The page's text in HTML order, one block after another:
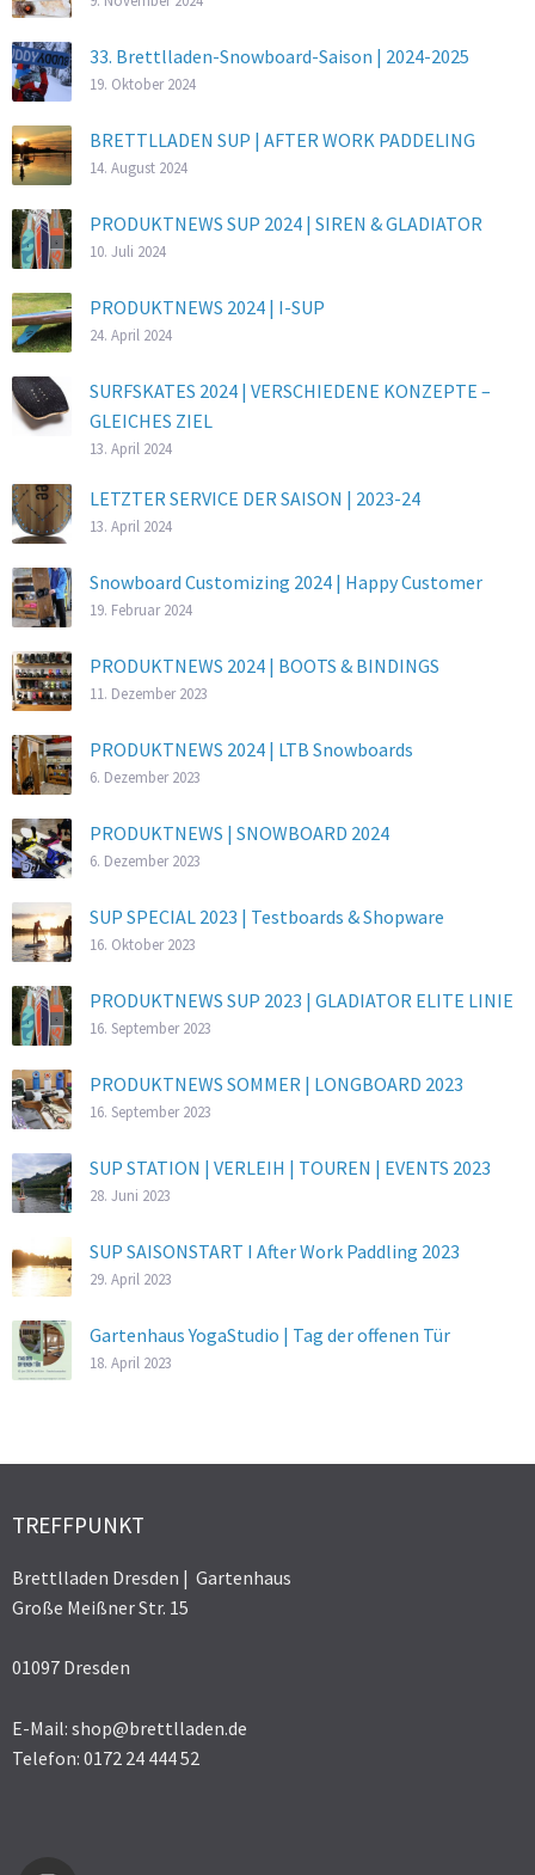
33. Brettlladen-Snowboard-Saison | 2024-2025
19. Oktober 2024
BRETTLLADEN SUP | AFTER WORK PADDELING
14. August 2024
PRODUKTNEWS SUP 2024 | SIREN & GLADIATOR
10. Juli 2024
PRODUKTNEWS 2024 | I-SUP
24. April 2024
SURFSKATES 2024 | VERSCHIEDENE KONZEPTE –
GLEICHES ZIEL
13. April 2024
LETZTER SERVICE DER SAISON | 2023-24
13. April 2024
Snowboard Customizing 2024 | Happy Customer
19. Februar 2024
PRODUKTNEWS 2024 | BOOTS & BINDINGS
11. Dezember 2023
PRODUKTNEWS 2024 | LTB Snowboards
6. Dezember 2023
PRODUKTNEWS | SNOWBOARD 2024
6. Dezember 2023
SUP SPECIAL 2023 | Testboards & Shopware
16. Oktober 2023
PRODUKTNEWS SUP 2023 | GLADIATOR ELITE LINIE
16. September 2023
PRODUKTNEWS SOMMER | LONGBOARD 2023
16. September 2023
SUP STATION | VERLEIH | TOUREN | EVENTS 2023
28. Juni 2023
SUP SAISONSTART I After Work Paddling 2023
29. April 2023
Gartenhaus YogaStudio | Tag der offenen Tür
18. April 2023
TREFFPUNKT
Brettlladen Dresden | Gartenhaus
Große Meißner Str. 15
01097 Dresden
E-Mail: shop@brettlladen.de
Telefon: 0172 24 444 52